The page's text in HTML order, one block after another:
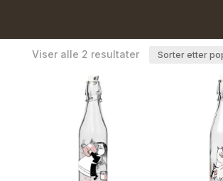
Viser alle 2 resultaterSortert